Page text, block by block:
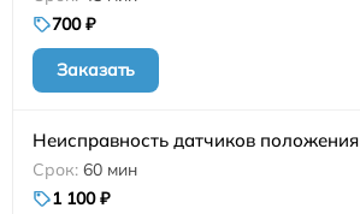
700 ₽
Заказать
Неисправность датчиков положения
60 мин
1 100 ₽